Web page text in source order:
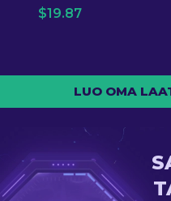
$19.87
LUO OMA